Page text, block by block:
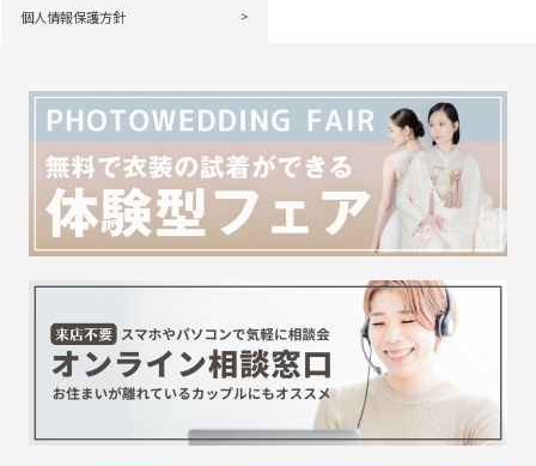
個人情報保護方針